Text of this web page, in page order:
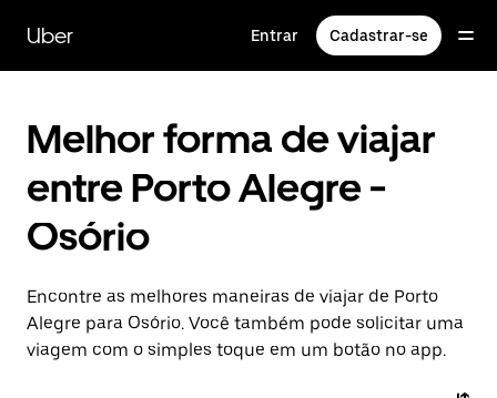
para
conteúdo
Uber Entrar Cadastrar-se
Melhor forma de viajar
entre Porto Alegre -
Osório
Encontre as melhores maneiras de viajar de Porto
Alegre para Osório. Você também pode solicitar uma
viagem com o simples toque em um botão no app.